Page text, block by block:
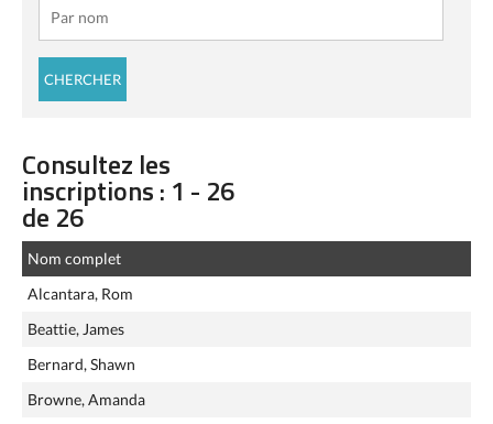
Consultez les
inscriptions : 1 - 26
de 26
Nom complet
Alcantara, Rom
Beattie, James
Bernard, Shawn
Browne, Amanda